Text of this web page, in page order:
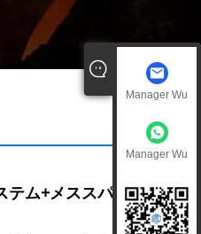
テム+メススパ
Manager Wu
Manager Wu